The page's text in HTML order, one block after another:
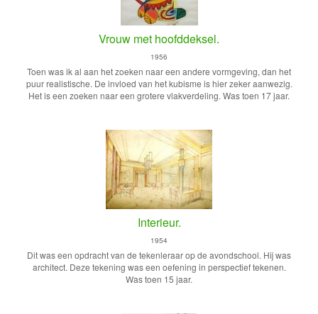
Vrouw met hoofddeksel.
1956
Toen was ik al aan het zoeken naar een andere vormgeving, dan het
puur realistische. De invloed van het kubisme is hier zeker aanwezig.
Het is een zoeken naar een grotere vlakverdeling. Was toen 17 jaar.
Interieur.
1954
Dit was een opdracht van de tekenleraar op de avondschool. Hij was
architect. Deze tekening was een oefening in perspectief tekenen.
Was toen 15 jaar.